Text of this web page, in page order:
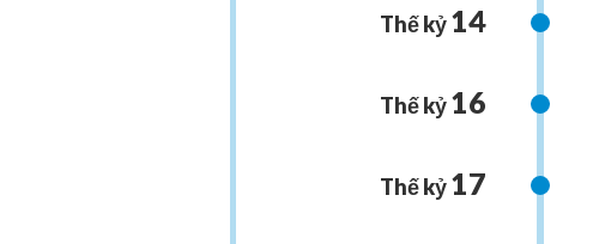
Thế kỷ14
Thế kỷ16
Thế kỷ17